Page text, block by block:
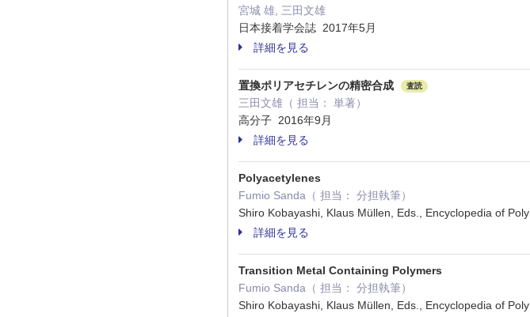
宮城 雄, 三田文雄
日本接着学会誌 2017年5月
詳細を見る
置換ポリアセチレンの精密合成 査読
三田文雄（ 担当： 単著）
高分子 2016年9月
詳細を見る
Polyacetylenes
Fumio Sanda（ 担当： 分担執筆）
Shiro Kobayashi, Klaus Müllen, Eds., Encyclopedia of
詳細を見る
Transition Metal Containing Polymers
Fumio Sanda（ 担当： 分担執筆）
Shiro Kobayashi, Klaus Müllen, Eds., Encyclopedia of